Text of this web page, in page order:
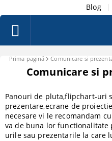
Blog
Prima pagină Comunicare si
Comunicare si
Panouri de pluta,flipchart-uri
prezentare,ecrane de
necesare vi le recomandam
va de buna lor
urile sau prezentarile la care